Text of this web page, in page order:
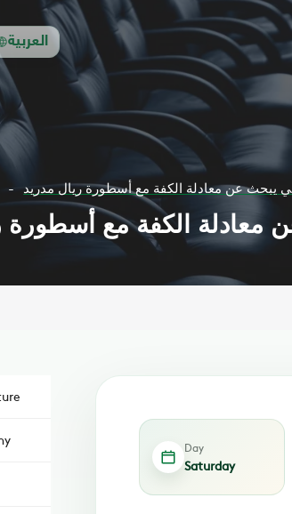
العربية
يبحث عن معادلة الكفة مع أسطورة ريال مدريد
الكفة مع أسطورة
Day
Saturday